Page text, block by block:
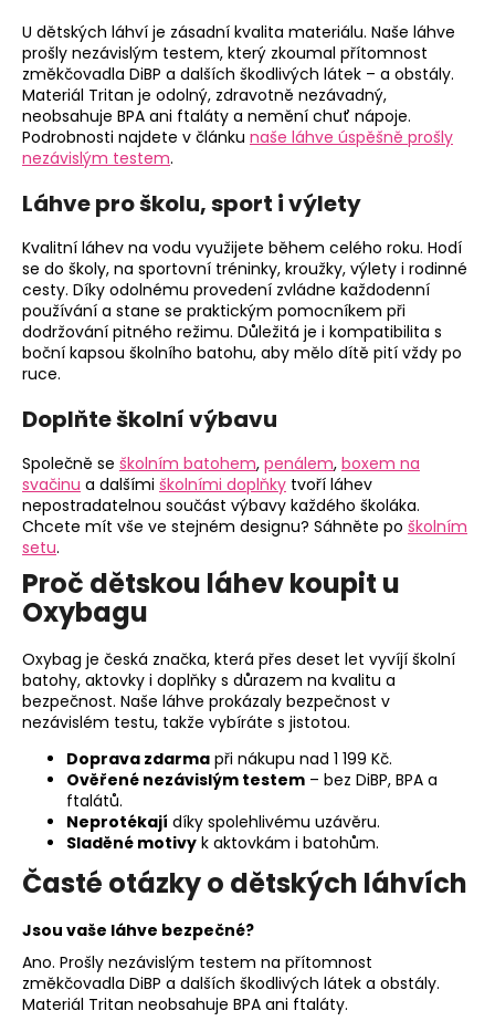
U dětských láhví je zásadní kvalita materiálu. Naše láhve
prošly nezávislým testem, který zkoumal přítomnost
změkčovadla DiBP a dalších škodlivých látek – a obstály.
Materiál Tritan je odolný, zdravotně nezávadný,
neobsahuje BPA ani ftaláty a nemění chuť nápoje.
Podrobnosti najdete v článku naše láhve úspěšně prošly
nezávislým testem.
Láhve pro školu, sport i výlety
Kvalitní láhev na vodu využijete během celého roku. Hodí
se do školy, na sportovní tréninky, kroužky, výlety i rodinné
cesty. Díky odolnému provedení zvládne každodenní
používání a stane se praktickým pomocníkem při
dodržování pitného režimu. Důležitá je i kompatibilita s
boční kapsou školního batohu, aby mělo dítě pití vždy po
ruce.
Doplňte školní výbavu
Společně se školním batohem, penálem, boxem na
svačinu a dalšími školními doplňky tvoří láhev
nepostradatelnou součást výbavy každého školáka.
Chcete mít vše ve stejném designu? Sáhněte po školním
setu.
Proč dětskou láhev koupit u
Oxybagu
Oxybag je česká značka, která přes deset let vyvíjí školní
batohy, aktovky i doplňky s důrazem na kvalitu a
bezpečnost. Naše láhve prokázaly bezpečnost v
nezávislém testu, takže vybíráte s jistotou.
Doprava zdarma při nákupu nad 1 199 Kč.
Ověřené nezávislým testem – bez DiBP, BPA a
ftalátů.
Neprotékají díky spolehlivému uzávěru.
Sladěné motivy k aktovkám i batohům.
Časté otázky o dětských láhvích
Jsou vaše láhve bezpečné?
Ano. Prošly nezávislým testem na přítomnost
změkčovadla DiBP a dalších škodlivých látek a obstály.
Materiál Tritan neobsahuje BPA ani ftaláty.